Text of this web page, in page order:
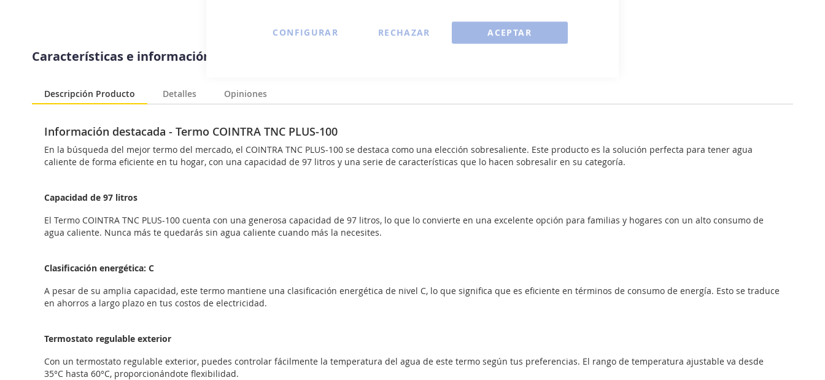
ACEPTAR
CONFIGURAR RECHAZAR
al
comienzo
galería
imágenes
Características e información del producto
Descripción Producto
Información destacada - Termo COINTRA TNC PLUS-100
En la búsqueda del mejor termo del mercado, el COINTRA TNC PLUS-100 se destaca como una elección sobresaliente. Este producto es la solución perfecta para tener agua
caliente de forma eficiente en tu hogar, con una capacidad de 97 litros y una serie de características que lo hacen sobresalir en su categoría.
Capacidad de 97 litros
El Termo COINTRA TNC PLUS-100 cuenta con una generosa capacidad de 97 litros, lo que lo convierte en una excelente opción para familias y hogares con un alto consumo de
agua caliente. Nunca más te quedarás sin agua caliente cuando más la necesites.
Clasificación energética: C
A pesar de su amplia capacidad, este termo mantiene una clasificación energética de nivel C, lo que significa que es eficiente en términos de consumo de energía. Esto se traduce
en ahorros a largo plazo en tus costos de electricidad.
Termostato regulable exterior
Con un termostato regulable exterior, puedes controlar fácilmente la temperatura del agua de este termo según tus preferencias. El rango de temperatura ajustable va desde
35°C hasta 60°C, proporcionándote flexibilidad.
Detalles Opiniones